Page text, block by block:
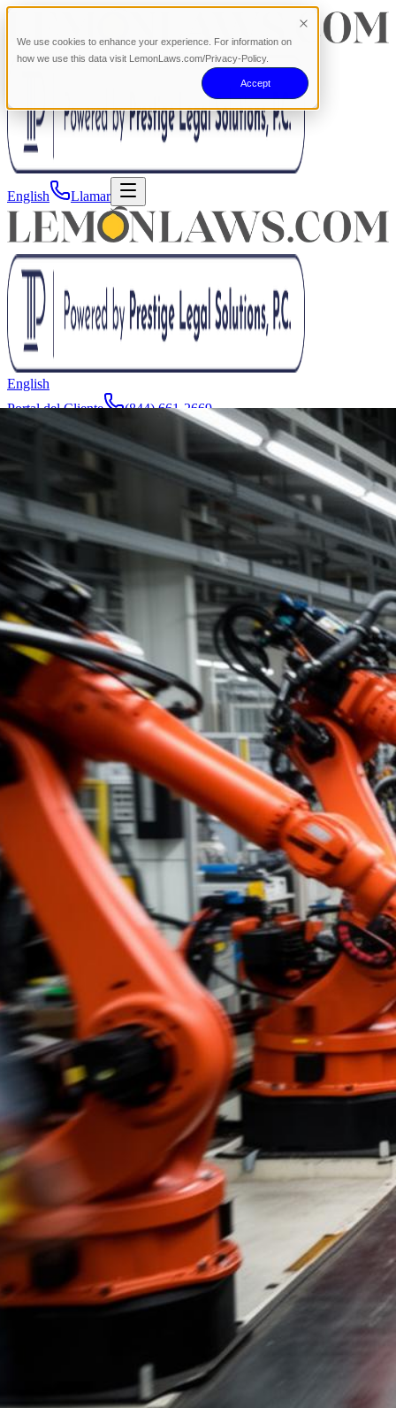
We use cookies to enhance your experience. For information on
how we use this data visit LemonLaws.com/Privacy-Policy.
Accept
English Llamar
English
Portal del Cliente
(844) 661-2669
Abogados y Equipo
Áreas de Servicio
Más
Contacto